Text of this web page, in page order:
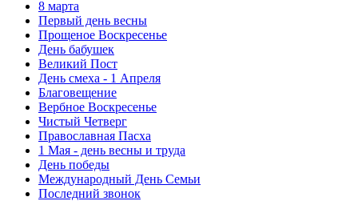
8 марта
Первый день весны
Прощеное Воскресенье
День бабушек
Великий Пост
День смеха - 1 Апреля
Благовещение
Вербное Воскресенье
Чистый Четверг
Православная Пасха
1 Мая - день весны и труда
День победы
Международный День Семьи
Последний звонок